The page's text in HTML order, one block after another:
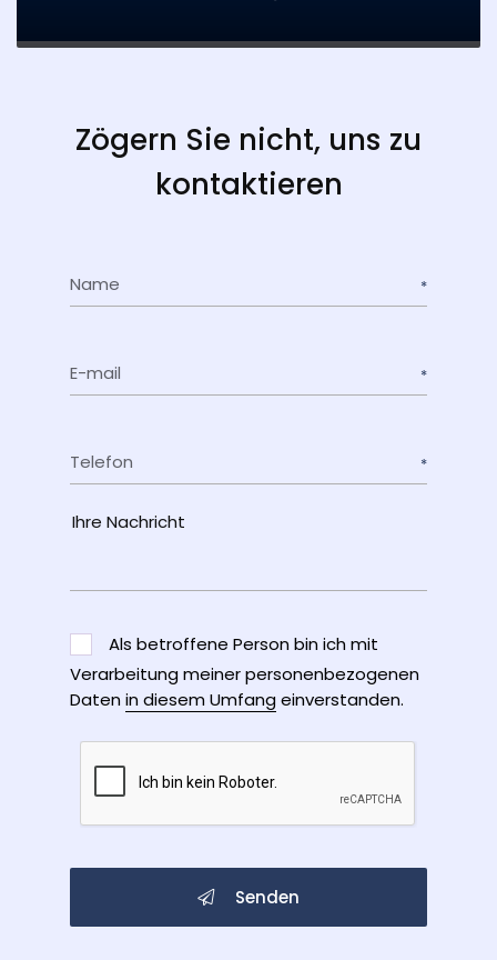
Zögern Sie nicht, uns zu
kontaktieren
Name
E-mail
Telefon
Als betroffene Person bin ich mit
Verarbeitung meiner personenbezogenen
Datenin diesem Umfangeinverstanden.
Senden